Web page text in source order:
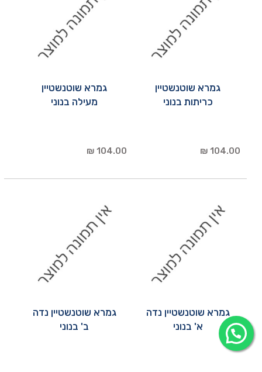
גמרא שוטנשטיין
כריתות בנוני
104.00 ₪
גמרא שוטנשטיין
מעילה בנוני
104.00 ₪
גמרא שוטנשטיין נדה
א' בנוני
גמרא שוטנשטיין נדה
ב' בנוני